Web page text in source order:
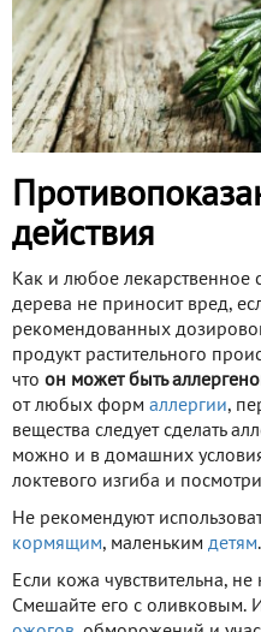
действия
Как и любое лекарственное
дерева не приносит вред,
рекомендованных
продукт растительного
что он может быть
от любых форм аллергии,
вещества следует сделать
можно и в домашних
локтевого изгиба и
Не рекомендуют
кормящим, маленьким детям.
Если кожа чувствительна,
Смешайте его с оливковым.